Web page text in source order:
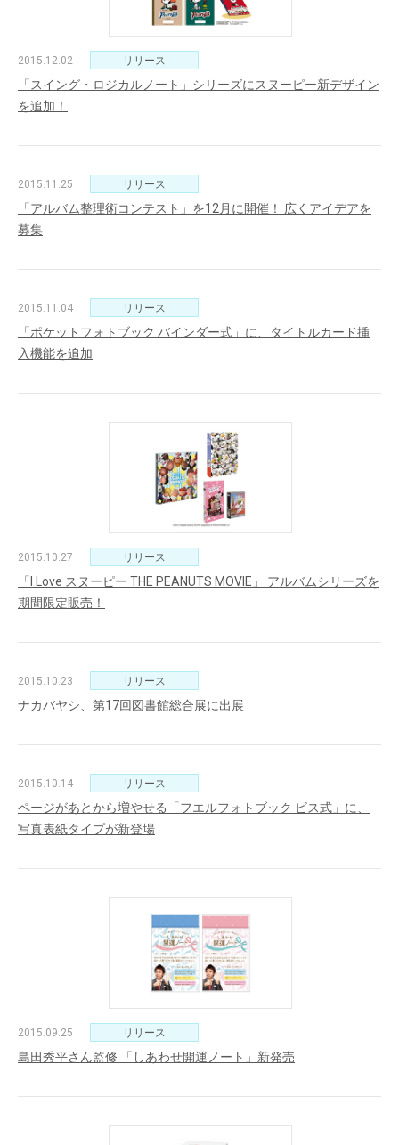
2015.12.02 リリース
「スイング・ロジカルノート」シリーズにスヌーピー新デザイン
を追加！
2015.11.25 リリース
「アルバム整理術コンテスト」を12月に開催！ 広くアイデアを
募集
2015.11.04 リリース
「ポケットフォトブック バインダー式」に、タイトルカード挿
入機能を追加
2015.10.27 リリース
「I Love スヌーピー THE PEANUTS MOVIE」 アルバムシリーズを
期間限定販売！
2015.10.23 リリース
ナカバヤシ、第17回図書館総合展に出展
2015.10.14 リリース
ページがあとから増やせる「フエルフォトブック ビス式」に、
写真表紙タイプが新登場
2015.09.25 リリース
島田秀平さん監修 「しあわせ開運ノート」新発売